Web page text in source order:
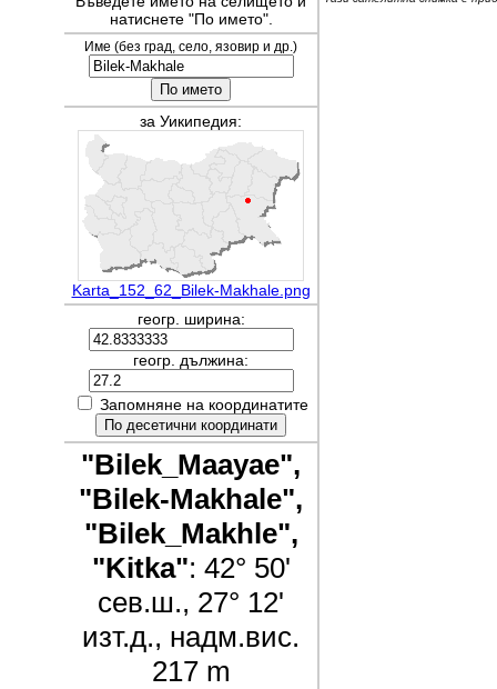
натиснете "По името".
Име (без град, село, язовир и др.)
за Уикипедия:
Karta_152_62_Bilek-Makhale.png
геогр. ширина:
геогр. дължина:
Запомняне на координатите
"Bilek_Maayae",
"Bilek-Makhale",
"Bilek_Makhle",
"Kitka": 42° 50'
сев.ш., 27° 12'
изт.д., надм.вис.
217 m